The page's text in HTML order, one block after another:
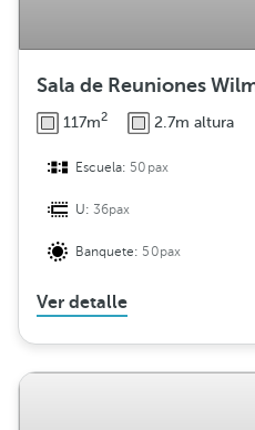
Sala de Reuniones
117m2 2.7m altura
Escuela: 50pax
U:36pax
Banquete: 50pax
Ver detalle